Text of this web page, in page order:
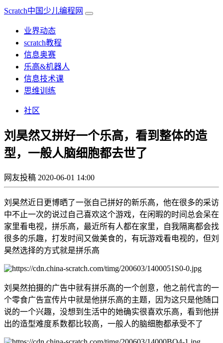
Scratch中国少儿编程网
业界动态
scratch教程
信息奥赛
乐高&机器人
信息技术课
思维训练
社区
刘昊然又拼好一个乐高，看到整体的造
型，一般人脑细胞都去世了
网友投稿 2020-06-01 14:00
刘昊然近日更博晒了一张自己拼好的新乐高，他在很多的采访
中不止一次的说过自己喜欢这个游戏，在闲暇的时间总会呆在
家里看电视，拼乐高，最近所有人都在家里，自我隔离都会找
很多的乐趣，打发时间又做美食的，有玩游戏看电视的，但刘
昊然选择的方式就是拼乐高
刘昊然拍摄的广告中就有拼乐高的一个创意，他之前代言的一
个零食广告宣传片中就是他拼乐高的主题，因为这只是他随口
说的一个兴趣，没想到生活中的她确实很喜欢乐高，看到他拼
出的造型难度系数都比较高，一般人的脑细胞都承受不了